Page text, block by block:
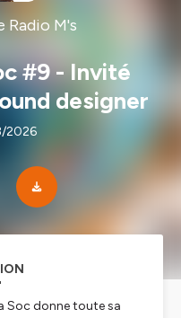
Radio M's
#9 - Invité
designer
2026
Soc donne toute sa